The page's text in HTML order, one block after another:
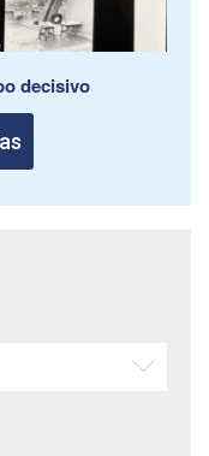
decisivo